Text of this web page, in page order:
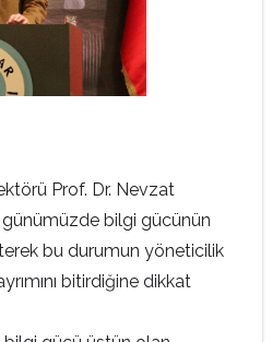
Prof. Dr. Nevzat
günümüzde bilgi gücünün
bu durumun yöneticilik
bitirdiğine dikkat